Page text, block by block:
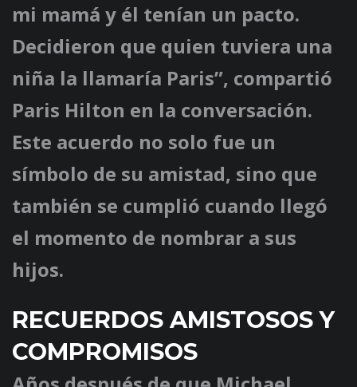
mi mamá y él tenían un pacto.
Decidieron que quien tuviera una
niña la llamaría Paris”, compartió
Paris Hilton en la conversación.
Este acuerdo no solo fue un
símbolo de su amistad, sino que
también se cumplió cuando llegó
el momento de nombrar a sus
hijos.
RECUERDOS AMISTOSOS Y
COMPROMISOS